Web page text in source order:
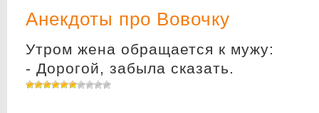
Анекдоты про Вовочку
Утром жена обращается к мужу:
- Дорогой, забыла сказать.